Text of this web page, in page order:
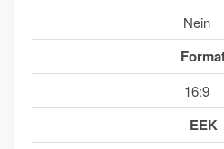
Nein
16:9
EEK